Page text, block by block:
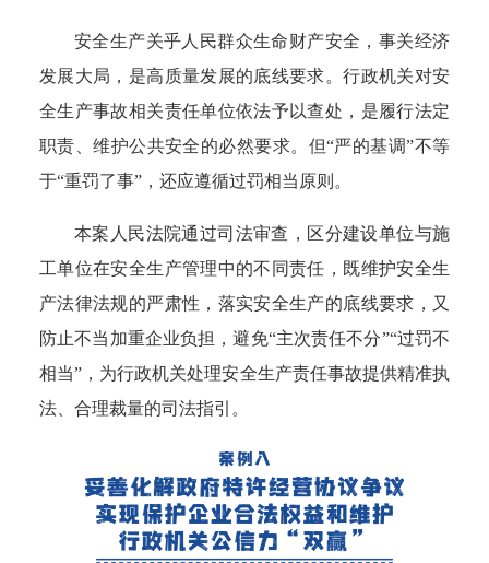
安全生产关乎人民群众生命财产安全，事关经济
发展大局，是高质量发展的底线要求。行政机关对安
全生产事故相关责任单位依法予以查处，是履行法定
职责、维护公共安全的必然要求。但“严的基调”不等
于“重罚了事”，还应遵循过罚相当原则。
本案人民法院通过司法审查，区分建设单位与施
工单位在安全生产管理中的不同责任，既维护安全生
产法律法规的严肃性，落实安全生产的底线要求，又
防止不当加重企业负担，避免“主次责任不分”“过罚不
相当”，为行政机关处理安全生产责任事故提供精准执
法、合理裁量的司法指引。